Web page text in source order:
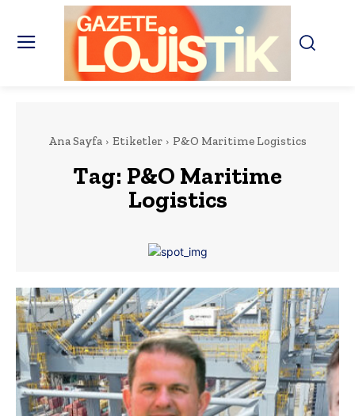
Ana Sayfa Etiketler P&O Maritime Logistics
Tag: P&O Maritime
Logistics